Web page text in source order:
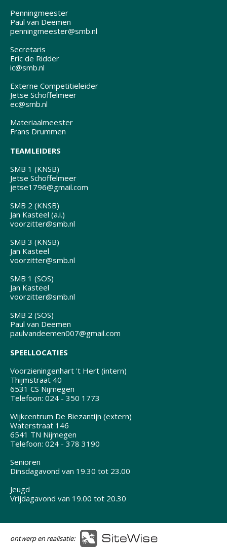
Penningmeester
Paul van Deemen
penningmeester@smb.nl
Secretaris
Eric de Ridder
ic@smb.nl
Externe Competitieleider
Jetse Schoffelmeer
ec@smb.nl
Materiaalmeester
Frans Drummen
TEAMLEIDERS
SMB 1 (KNSB)
Jetse Schoffelmeer
jetse1796@gmail.com
SMB 2 (KNSB)
Jan Kasteel (a.i.)
voorzitter@smb.nl
SMB 3 (KNSB)
Jan Kasteel
voorzitter@smb.nl
SMB 1 (SOS)
Jan Kasteel
voorzitter@smb.nl
SMB 2 (SOS)
Paul van Deemen
paulvandeemen007@gmail.com
SPEELLOCATIES
Voorzieningenhart 't Hert (intern)
Thijmstraat 40
6531 CS Nijmegen
Telefoon: 024 - 350 1773
Wijkcentrum De Biezantijn (extern)
Waterstraat 146
6541 TN Nijmegen
Telefoon: 024 - 378 3190
Senioren
Dinsdagavond van 19.30 tot 23.00
Jeugd
Vrijdagavond van 19.00 tot 20.30
ontwerp en realisatie: